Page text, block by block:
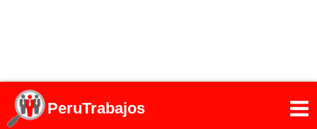
PeruTrabajos